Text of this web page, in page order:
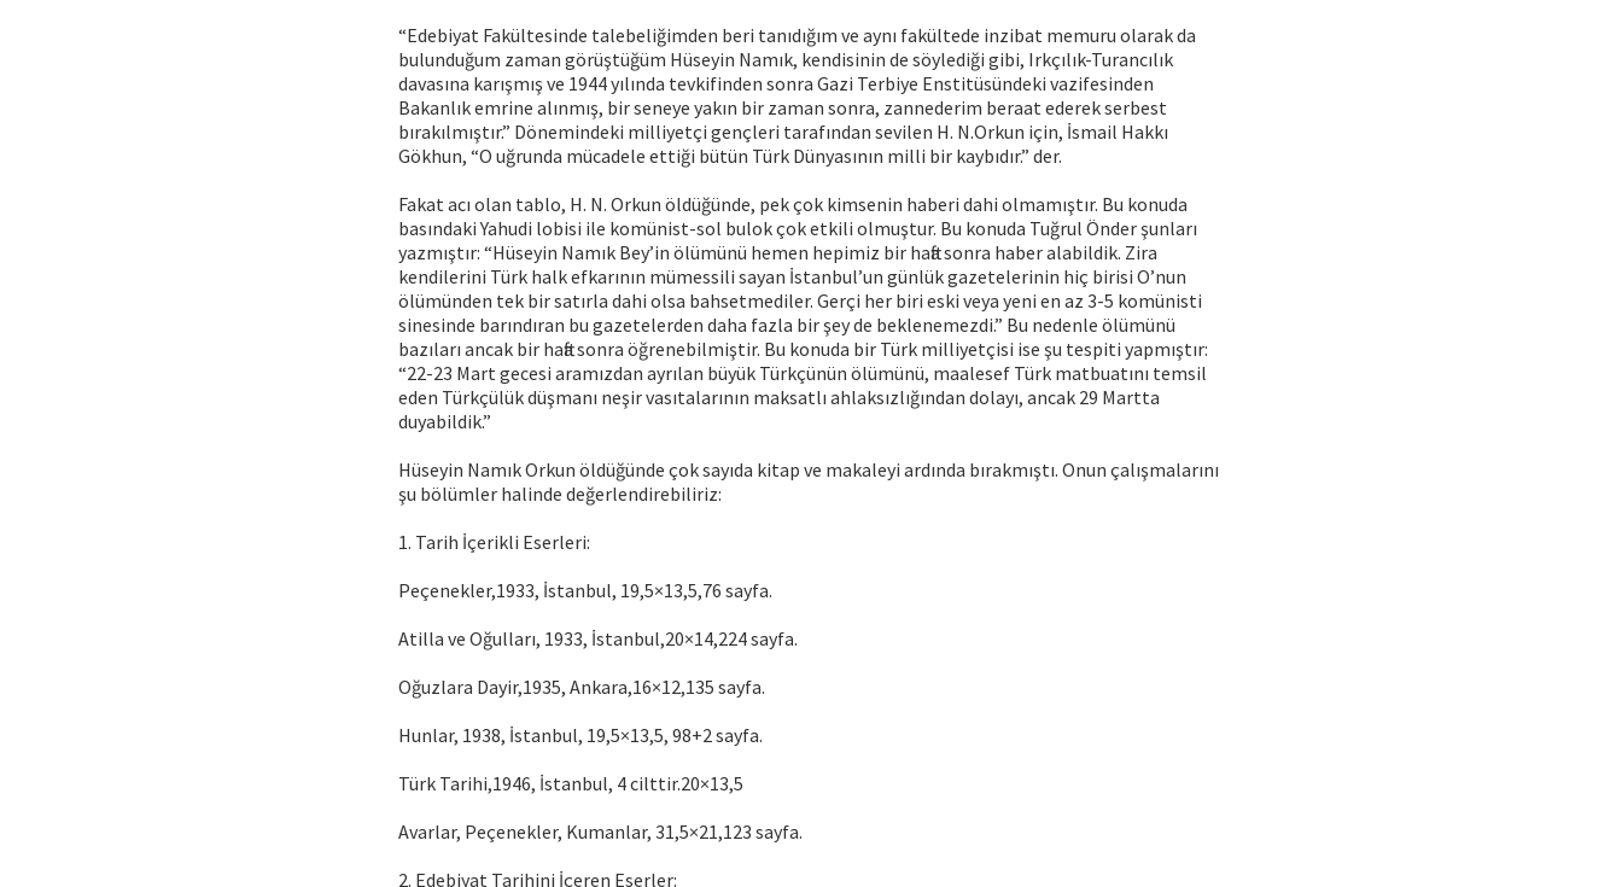
“Edebiyat Fakültesinde talebeliğimden beri tanıdığım ve aynı fakültede inzibat memuru olarak da
bulunduğum zaman görüştüğüm Hüseyin Namık, kendisinin de söylediği gibi, Irkçılık-Turancılık
davasına karışmış ve 1944 yılında tevkifinden sonra Gazi Terbiye Enstitüsündeki vazifesinden
Bakanlık emrine alınmış, bir seneye yakın bir zaman sonra, zannederim beraat ederek serbest
bırakılmıştır.” Dönemindeki milliyetçi gençleri tarafından sevilen H. N.Orkun için, İsmail Hakkı
Gökhun, “O uğrunda mücadele ettiği bütün Türk Dünyasının milli bir kaybıdır.” der.
Fakat acı olan tablo, H. N. Orkun öldüğünde, pek çok kimsenin haberi dahi olmamıştır. Bu konuda
basındaki Yahudi lobisi ile komünist-sol bulok çok etkili olmuştur. Bu konuda Tuğrul Önder şunları
yazmıştır: “Hüseyin Namık Bey’in ölümünü hemen hepimiz bir hafta sonra haber alabildik. Zira
kendilerini Türk halk efkarının mümessili sayan İstanbul’un günlük gazetelerinin hiç birisi O’nun
ölümünden tek bir satırla dahi olsa bahsetmediler. Gerçi her biri eski veya yeni en az 3-5 komünisti
sinesinde barındıran bu gazetelerden daha fazla bir şey de beklenemezdi.” Bu nedenle ölümünü
bazıları ancak bir hafta sonra öğrenebilmiştir. Bu konuda bir Türk milliyetçisi ise şu tespiti yapmıştır:
“22-23 Mart gecesi aramızdan ayrılan büyük Türkçünün ölümünü, maalesef Türk matbuatını temsil
eden Türkçülük düşmanı neşir vasıtalarının maksatlı ahlaksızlığından dolayı, ancak 29 Martta
duyabildik.”
Hüseyin Namık Orkun öldüğünde çok sayıda kitap ve makaleyi ardında bırakmıştı. Onun çalışmalarını
şu bölümler halinde değerlendirebiliriz:
1. Tarih İçerikli Eserleri:
Peçenekler,1933, İstanbul, 19,5×13,5,76 sayfa.
Atilla ve Oğulları, 1933, İstanbul,20×14,224 sayfa.
Oğuzlara Dayir,1935, Ankara,16×12,135 sayfa.
Hunlar, 1938, İstanbul, 19,5×13,5, 98+2 sayfa.
Türk Tarihi,1946, İstanbul, 4 cilttir.20×13,5
Avarlar, Peçenekler, Kumanlar, 31,5×21,123 sayfa.
2. Edebiyat Tarihini İçeren Eserler: